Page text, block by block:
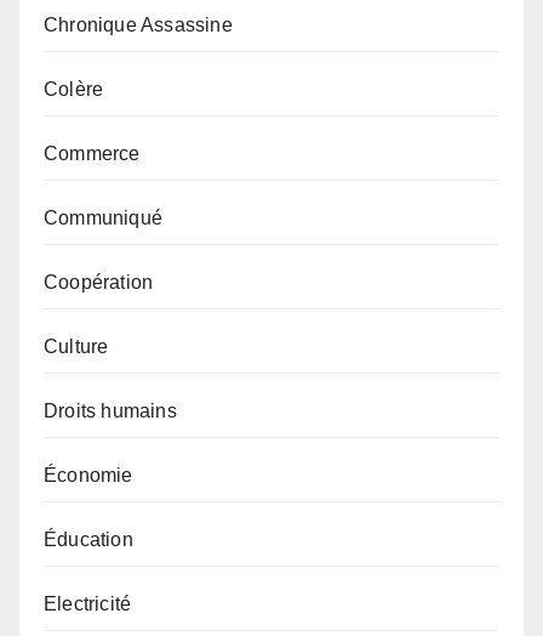
Chronique Assassine
Colère
Commerce
Communiqué
Coopération
Culture
Droits humains
Économie
Éducation
Electricité